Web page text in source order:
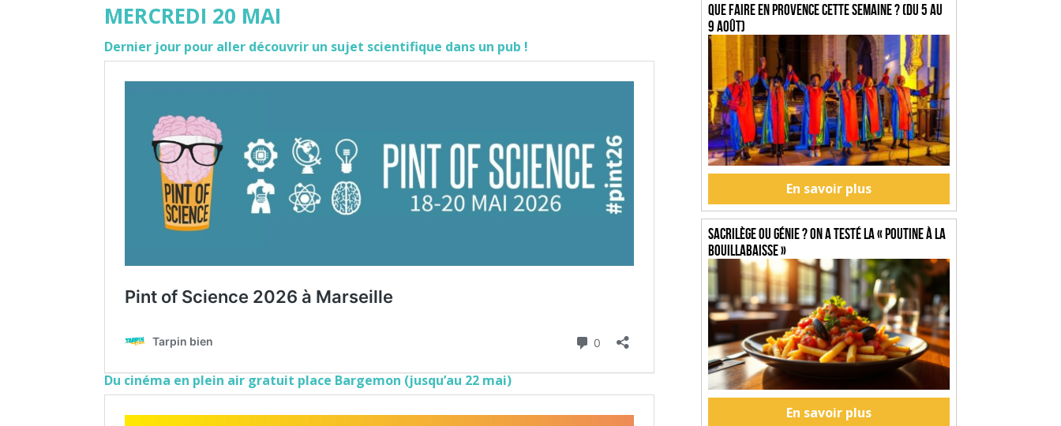
MERCREDI 20 MAI
Dernier jour pour aller découvrir un sujet scientifique dans un pub !
Du cinéma en plein air gratuit place Bargemon (jusqu’au 22 mai)
Que faire en Provence cette semaine ? (du 5 au
9 août)
En savoir plus
SACRILÈGE OU GÉNIE ? On a testé la « Poutine à la
Bouillabaisse »
En savoir plus